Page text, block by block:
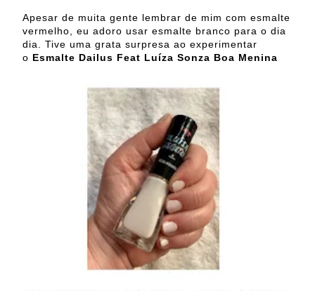
Apesar de muita gente lembrar de mim com esmalte
vermelho, eu adoro usar esmalte branco para o dia
dia. Tive uma grata surpresa ao experimentar
o Esmalte Dailus Feat Luíza Sonza Boa Menina